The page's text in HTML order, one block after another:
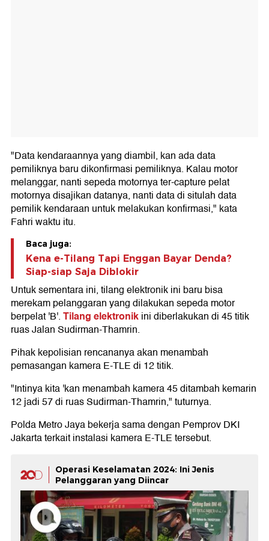
"Data kendaraannya yang diambil, kan ada data
pemiliknya baru dikonfirmasi pemiliknya. Kalau motor
melanggar, nanti sepeda motornya ter-capture pelat
motornya disajikan datanya, nanti data di situlah data
pemilik kendaraan untuk melakukan konfirmasi," kata
Fahri waktu itu.
Baca juga:
Kena e-Tilang Tapi Enggan Bayar Denda?
Siap-siap Saja Diblokir
Untuk sementara ini, tilang elektronik ini baru bisa
merekam pelanggaran yang dilakukan sepeda motor
berpelat 'B'.Tilang elektronikini diberlakukan di 45 titik
ruas Jalan Sudirman-Thamrin.
Pihak kepolisian rencananya akan menambah
pemasangan kamera E-TLE di 12 titik.
"Intinya kita 'kan menambah kamera 45 ditambah kemarin
12 jadi 57 di ruas Sudirman-Thamrin," tuturnya.
Polda Metro Jaya bekerja sama dengan Pemprov DKI
Jakarta terkait instalasi kamera E-TLE tersebut.
Operasi Keselamatan 2024: Ini Jenis
Pelanggaran yang Diincar